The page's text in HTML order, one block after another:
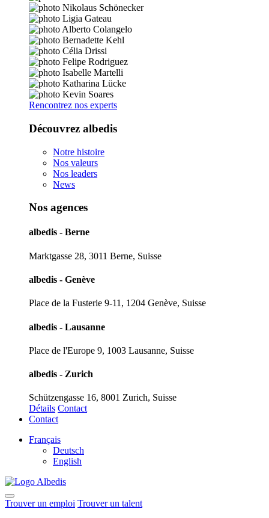
Rencontrez nos experts
Découvrez albedis
Notre histoire
Nos valeurs
Nos leaders
News
Nos agences
albedis - Berne
Marktgasse 28, 3011 Berne, Suisse
albedis - Genève
Place de la Fusterie 9-11, 1204 Genève, Suisse
albedis - Lausanne
Place de l'Europe 9, 1003 Lausanne, Suisse
albedis - Zurich
Schützengasse 16, 8001 Zurich, Suisse
Détails Contact
Contact
Français
Deutsch
English
Trouver un emploi Trouver un talent